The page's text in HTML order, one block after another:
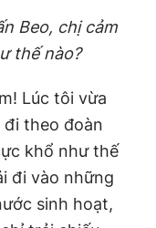
Beo, chị cảm
thế nào?
Lúc tôi vừa
theo đoàn
khổ như thế
đi vào những
sinh hoạt,